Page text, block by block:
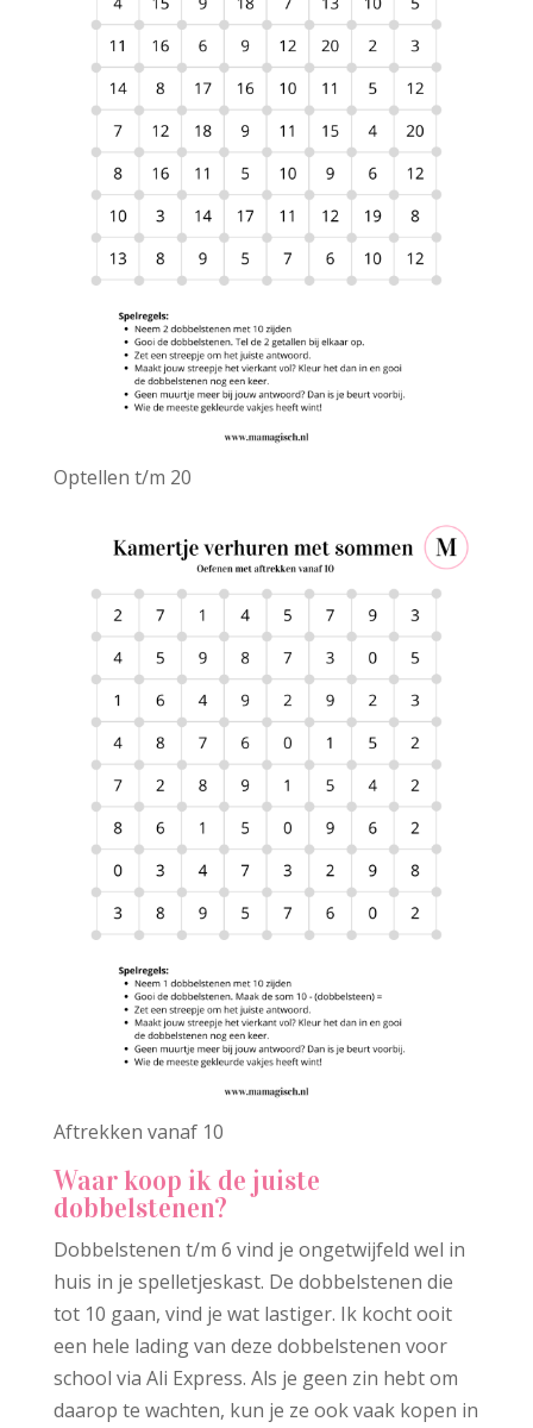
Optellen t/m 20
Aftrekken vanaf 10
Waar koop ik de juiste
dobbelstenen?
Dobbelstenen t/m 6 vind je ongetwijfeld wel in
huis in je spelletjeskast. De dobbelstenen die
tot 10 gaan, vind je wat lastiger. Ik kocht ooit
een hele lading van deze dobbelstenen voor
school via Ali Express. Als je geen zin hebt om
daarop te wachten, kun je ze ook vaak kopen in